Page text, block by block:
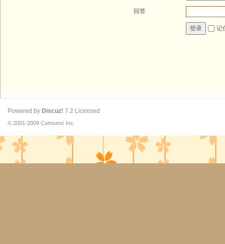
回答
登录 记
Powered by Discuz! 7.2 Licensed
© 2001-2009 Comsenz Inc.